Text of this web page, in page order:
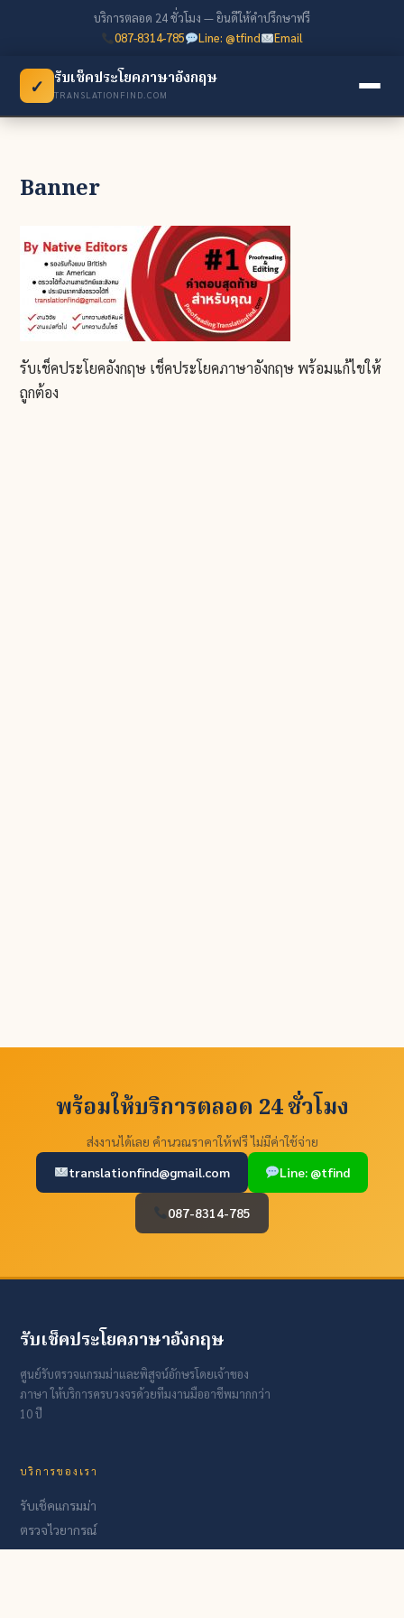
บริการตลอด 24 ชั่วโมง — ยินดีให้คำปรึกษาฟรี
087-8314-785
Line: @tfind Email
✓ รับเช็คประโยคภาษาอังกฤษ
TRANSLATIONFIND.COM
Banner
รับเช็คประโยคอังกฤษ เช็คประโยคภาษาอังกฤษ พร้อมแก้ไขให้
ถูกต้อง
พร้อมให้บริการตลอด 24 ชั่วโมง
ส่งงานได้เลย คำนวณราคาให้ฟรี ไม่มีค่าใช้จ่าย
translationfind@gmail.com
Line: @tfind
087-8314-785
รับเช็คประโยคภาษาอังกฤษ
ศูนย์รับตรวจแกรมม่าและพิสูจน์อักษรโดยเจ้าของ
ภาษา ให้บริการครบวงจรด้วยทีมงานมืออาชีพมากกว่า
10 ปี
บริการของเรา
รับเช็คแกรมม่า
ตรวจไวยากรณ์
Proofreading & Editing